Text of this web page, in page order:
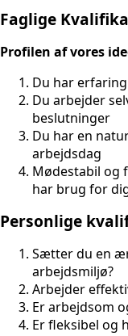
Faglige
Profilen af vores
Du har
Du arbejder
beslutninger
Du har en
arbejdsdag
Mødestabil og
har brug for
Personlige
Sætter du en
arbejdsmiljø?
Arbejder
Er arbejdsom
Er fleksibel og